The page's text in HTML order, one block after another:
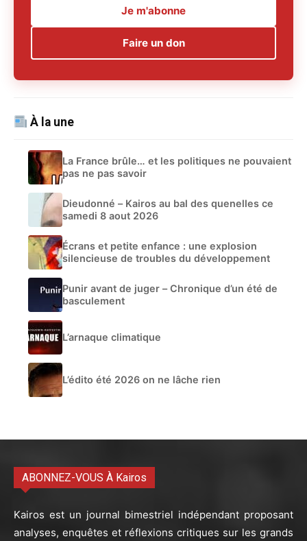
Je m'abonne
Faire un don
À la une
La France brûle… et les politiques ne pouvaient
pas ne pas savoir
Dieudonné – Kairos au bal des quenelles ce
samedi 8 aout 2026
Écrans et petite enfance : une explosion
silencieuse de troubles du développement
Punir avant de juger – Chronique d’un été de
basculement
L’arnaque climatique
L’édito été 2026 on ne lâche rien
ABONNEZ-VOUS À Kairos
Kairos est un journal bimestriel indépendant proposant
analyses, enquêtes et réflexions critiques sur les grands